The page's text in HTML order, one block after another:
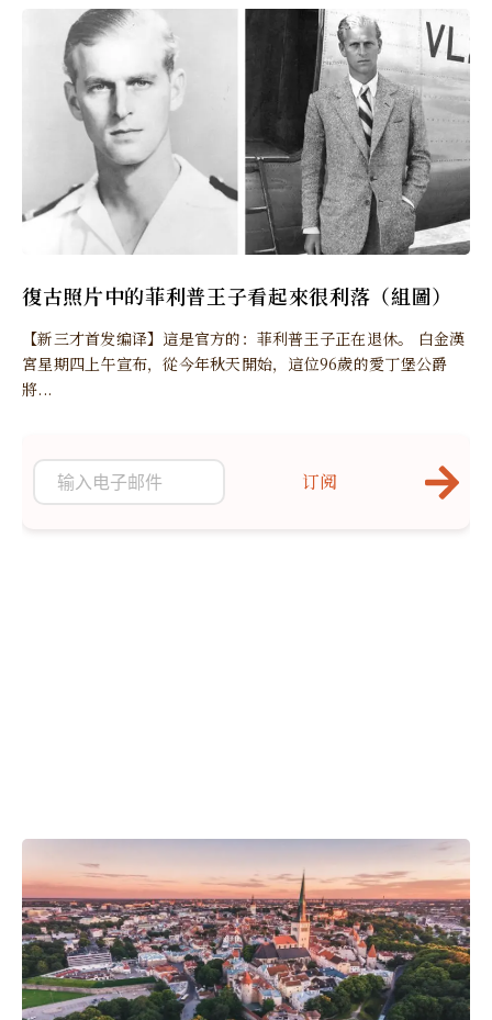
復古照片中的菲利普王子看起來很利落（組圖）
【新三才首发编译】這是官方的：菲利普王子正在退休。 白金漢
宮星期四上午宣布，從今年秋天開始，這位96歲的愛丁堡公爵
將...
订阅